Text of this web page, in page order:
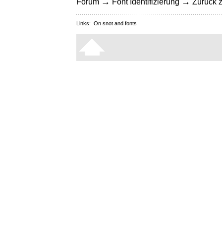
Forum Font Identifizierung Zurück
Links: On snot and fonts